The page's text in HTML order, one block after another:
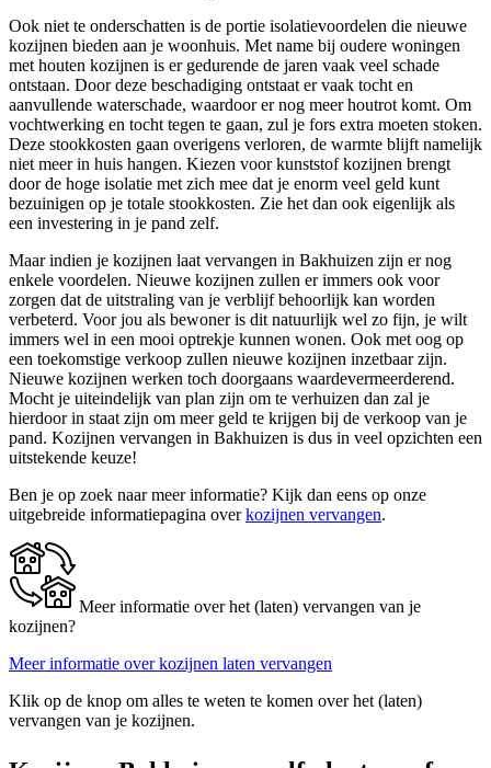
Ook niet te onderschatten is de portie isolatievoordelen die nieuwe
kozijnen bieden aan je woonhuis. Met name bij oudere woningen
met houten kozijnen is er gedurende de jaren vaak veel schade
ontstaan. Door deze beschadiging ontstaat er vaak tocht en
aanvullende waterschade, waardoor er nog meer houtrot komt. Om
vochtwerking en tocht tegen te gaan, zul je fors extra moeten stoken.
Deze stookkosten gaan overigens verloren, de warmte blijft namelijk
niet meer in huis hangen. Kiezen voor kunststof kozijnen brengt
door de hoge isolatie met zich mee dat je enorm veel geld kunt
bezuinigen op je totale stookkosten. Zie het dan ook eigenlijk als
een investering in je pand zelf.
Maar indien je kozijnen laat vervangen in Bakhuizen zijn er nog
enkele voordelen. Nieuwe kozijnen zullen er immers ook voor
zorgen dat de uitstraling van je verblijf behoorlijk kan worden
verbeterd. Voor jou als bewoner is dit natuurlijk wel zo fijn, je wilt
immers wel in een mooi optrekje kunnen wonen. Ook met oog op
een toekomstige verkoop zullen nieuwe kozijnen inzetbaar zijn.
Nieuwe kozijnen werken toch doorgaans waardevermeerderend.
Mocht je uiteindelijk van plan zijn om te verhuizen dan zal je
hierdoor in staat zijn om meer geld te krijgen bij de verkoop van je
pand. Kozijnen vervangen in Bakhuizen is dus in veel opzichten een
uitstekende keuze!
Ben je op zoek naar meer informatie? Kijk dan eens op onze
uitgebreide informatiepagina overkozijnen vervangen.
Meer informatie over het (laten) vervangen van je
kozijnen?
Meer informatie over kozijnen laten vervangen
Klik op de knop om alles te weten te komen over het (laten)
vervangen van je kozijnen.